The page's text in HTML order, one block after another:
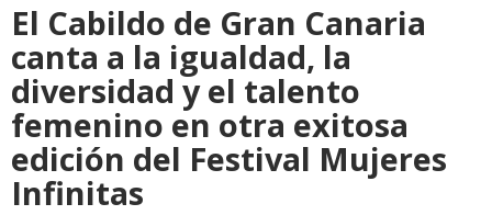
El Cabildo de Gran Canaria
canta a la igualdad, la
diversidad y el talento
femenino en otra exitosa
edición del Festival Mujeres
Infinitas